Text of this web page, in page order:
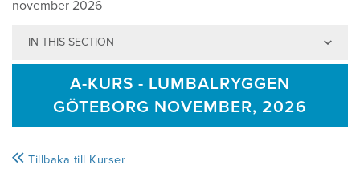
OCH TERAPI ENLIGT MCKENZIE (MDT)?
VAD INNEFATTAR MEKANISK
DIAGNOSTIK OCH TERAPI (MDT)?
ÄR BEHANDLINGEN LÄMPLIG FÖR MIG?
EN ÖVERSIKT ÖVER MCKENZIE-
METODEN
FÖRDELAR MED MDT
UTBILDNING
HITTA EN KURS
KURSER ÖVERSIKT
OM OSS
OM INTERNATIONELLA
NYHETER
november 2026
IN THIS SECTION
A-KURS - LUMBALRYGGEN
GÖTEBORG NOVEMBER, 2026
Tillbaka till Kurser